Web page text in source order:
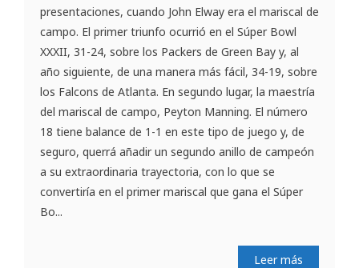
presentaciones, cuando John Elway era el mariscal de
campo. El primer triunfo ocurrió en el Súper Bowl
XXXII, 31-24, sobre los Packers de Green Bay y, al
año siguiente, de una manera más fácil, 34-19, sobre
los Falcons de Atlanta. En segundo lugar, la maestría
del mariscal de campo, Peyton Manning. El número
18 tiene balance de 1-1 en este tipo de juego y, de
seguro, querrá añadir un segundo anillo de campeón
a su extraordinaria trayectoria, con lo que se
convertiría en el primer mariscal que gana el Súper
Bo...
Leer más